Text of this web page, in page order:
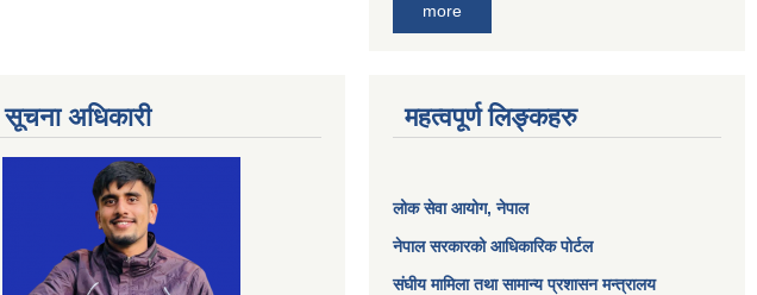
more
सूचना अधिकारी महत्वपूर्ण लिङ्कहरु
लोक सेवा आयोग, नेपाल
नेपाल सरकारको आधिकारिक पोर्टल
संघीय मामिला तथा सामान्य प्रशासन मन्त्रालय